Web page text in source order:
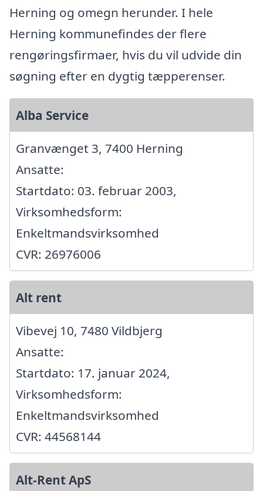
Herning og omegn herunder. I hele
Herning kommunefindes der flere
rengøringsfirmaer, hvis du vil udvide din
søgning efter en dygtig tæpperenser.
Alba Service
Granvænget 3, 7400 Herning
Ansatte:
Startdato: 03. februar 2003,
Virksomhedsform:
Enkeltmandsvirksomhed
CVR: 26976006
Alt rent
Vibevej 10, 7480 Vildbjerg
Ansatte:
Startdato: 17. januar 2024,
Virksomhedsform:
Enkeltmandsvirksomhed
CVR: 44568144
Alt-Rent ApS